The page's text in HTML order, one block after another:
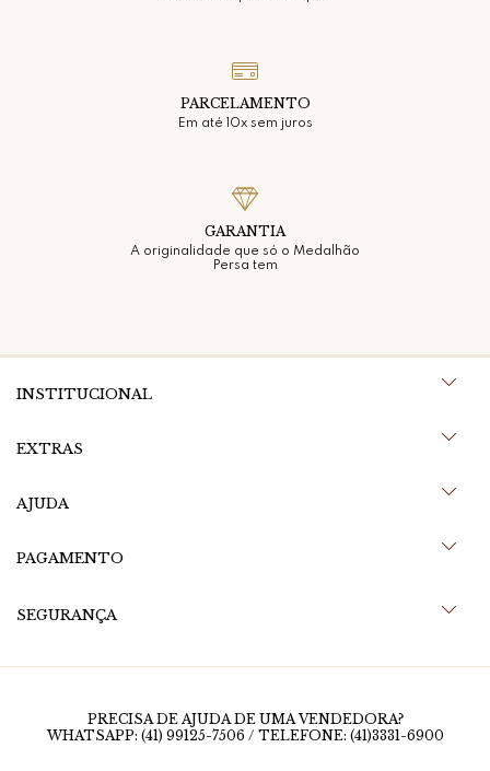
PARCELAMENTO
Em até 10x sem juros
GARANTIA
A originalidade que só o Medalhão
Persa tem
INSTITUCIONAL
EXTRAS
AJUDA
PAGAMENTO
SEGURANÇA
PRECISA DE AJUDA DE UMA VENDEDORA?
WHATSAPP: (41) 99125-7506 / TELEFONE: (41)3331-6900